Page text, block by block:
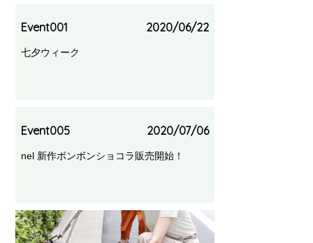
Event001 2020/06/22
七夕ウィーク
Event005 2020/07/06
nel 新作ボンボンショコラ販売開始！